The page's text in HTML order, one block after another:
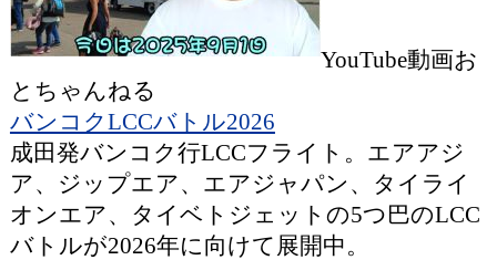
YouTube動画お
とちゃんねる
バンコクLCCバトル2026
成田発バンコク行LCCフライト。エアアジ
ア、ジップエア、エアジャパン、タイライ
オンエア、タイベトジェットの5つ巴のLCC
バトルが2026年に向けて展開中。